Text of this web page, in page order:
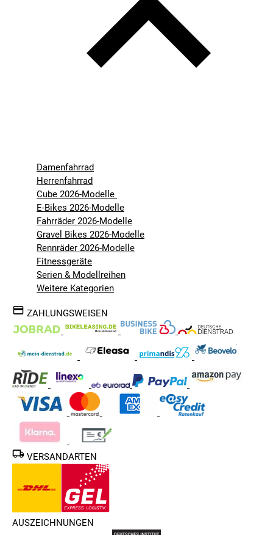
Damenfahrrad
Herrenfahrrad
Cube 2026-Modelle
E-Bikes 2026-Modelle
Fahrräder 2026-Modelle
Gravel Bikes 2026-Modelle
Rennräder 2026-Modelle
Fitnessgeräte
Serien & Modellreihen
Weitere Kategorien
ZAHLUNGSWEISEN
VERSANDARTEN
AUSZEICHNUNGEN